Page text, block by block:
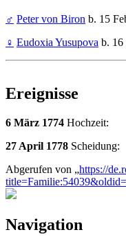
♂ Peter von Biron b. 15
♀ Eudoxia Yusupova b. 16
Ereignisse
6 März 1774 Hochzeit:
27 April 1778 Scheidung:
Abgerufen von „https://
Navigation